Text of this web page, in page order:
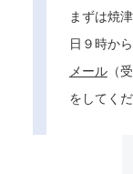
まずは焼
日９時か
メール（
をしてくだ